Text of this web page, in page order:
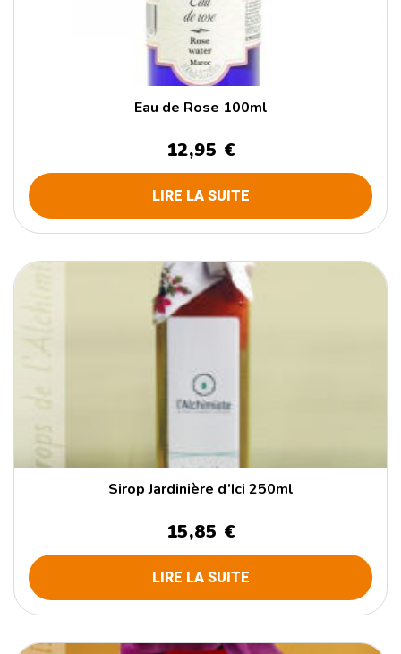
Eau de Rose 100ml
12,95 €
LIRE LA SUITE
Sirop Jardinière d’Ici 250ml
15,85 €
LIRE LA SUITE